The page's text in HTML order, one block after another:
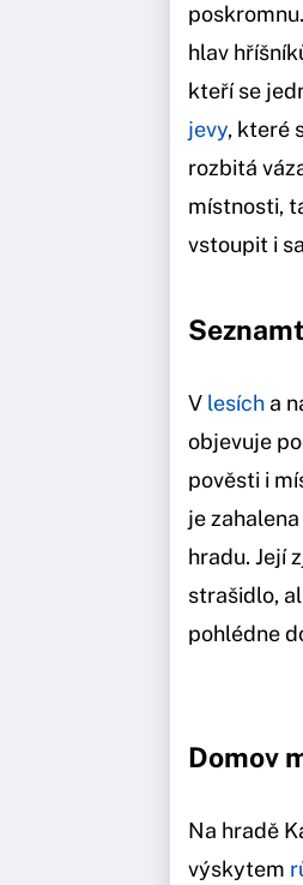
hlav
kteří se
jevy, které
rozbitá
místnosti,
vstoupit i
V lesích a
objevuje
pověsti i
je
hradu. Její
strašidlo,
pohlédne
Domov
Na hradě
výskytem